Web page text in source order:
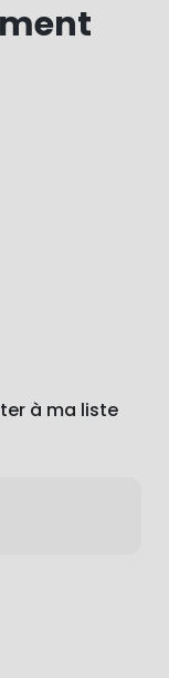
à ma liste